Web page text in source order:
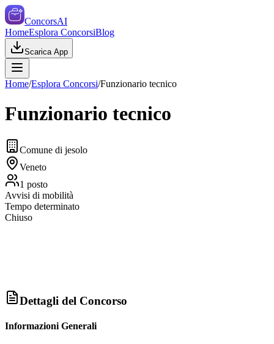
ConcorsAI
HomeEsplora ConcorsiBlog
Scarica App
Home/Esplora Concorsi/Funzionario tecnico
Funzionario tecnico
Comune di jesolo
Veneto
1 posto
Avvisi di mobilità
Tempo determinato
Chiuso
Dettagli del Concorso
Informazioni Generali